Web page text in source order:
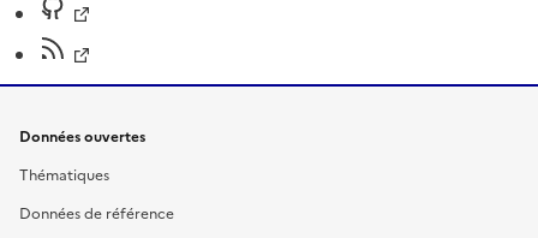
Données ouvertes
Thématiques
Données de référence